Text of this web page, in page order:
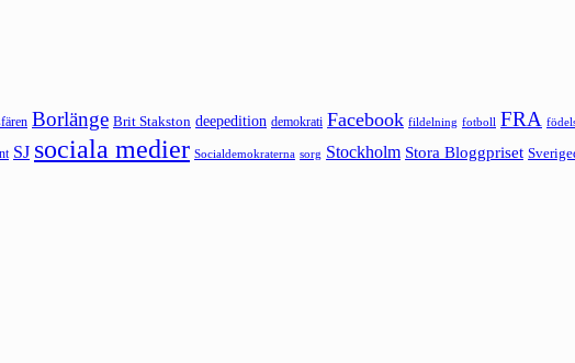
Borlänge Brit Stakston deepedition demokrati Facebook fildelning fotboll FRA
SJ sociala medier Socialdemokraterna sorg Stockholm Stora Bloggpriset